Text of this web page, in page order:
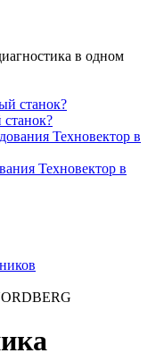
в одном
Техновектор в